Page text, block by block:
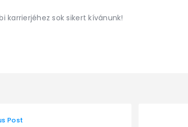
karrierjéhez sok sikert kívánunk!
Post